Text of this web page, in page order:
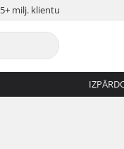
5+ milj. klientu